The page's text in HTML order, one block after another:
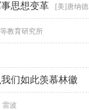
思想变革 [美]唐纳德
教育研究所
们如此羡慕林徽
惧生活之平淡，举
雷波